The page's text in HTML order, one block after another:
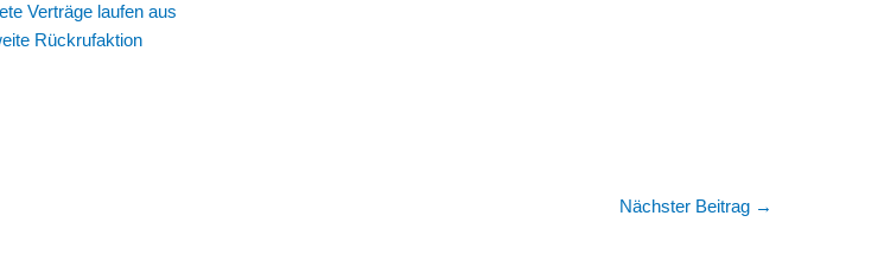
Verträge laufen aus
Rückrufaktion
Nächster Beitrag →